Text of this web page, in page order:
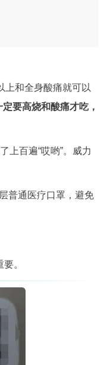
上和全身酸痛就可以
定要高烧和酸痛才吃，
上百遍“哎哟”。威力
普通医疗口罩，避免
。